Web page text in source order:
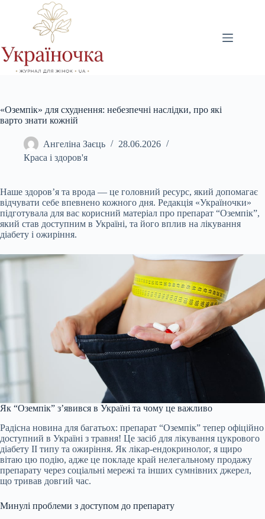
«Оземпік» для схуднення: небезпечні наслідки, про які
варто знати кожній
Ангеліна Заєць
28.06.2026
Краса і здоров'я
Наше здоров’я та врода — це головний ресурс, який допомагає
відчувати себе впевнено кожного дня. Редакція «Україночки»
підготувала для вас корисний матеріал про препарат “Оземпік”,
який став доступним в Україні, та його вплив на лікування
діабету і ожиріння.
Як “Оземпік” з’явився в Україні та чому це важливо
Радісна новина для багатьох: препарат “Оземпік” тепер офіційно
доступний в Україні з травня! Це засіб для лікування цукрового
діабету II типу та ожиріння. Як лікар-ендокринолог, я щиро
вітаю цю подію, адже це покладе край нелегальному продажу
препарату через соціальні мережі та інших сумнівних джерел,
що тривав довгий час.
Минулі проблеми з доступом до препарату